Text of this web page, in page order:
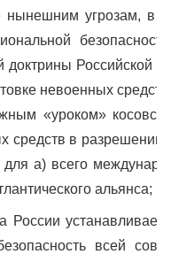
нынешним угрозам, в
Российской
невоенных
«уроком»
средств в разрешении
для а) всего
альянса;
России
всей